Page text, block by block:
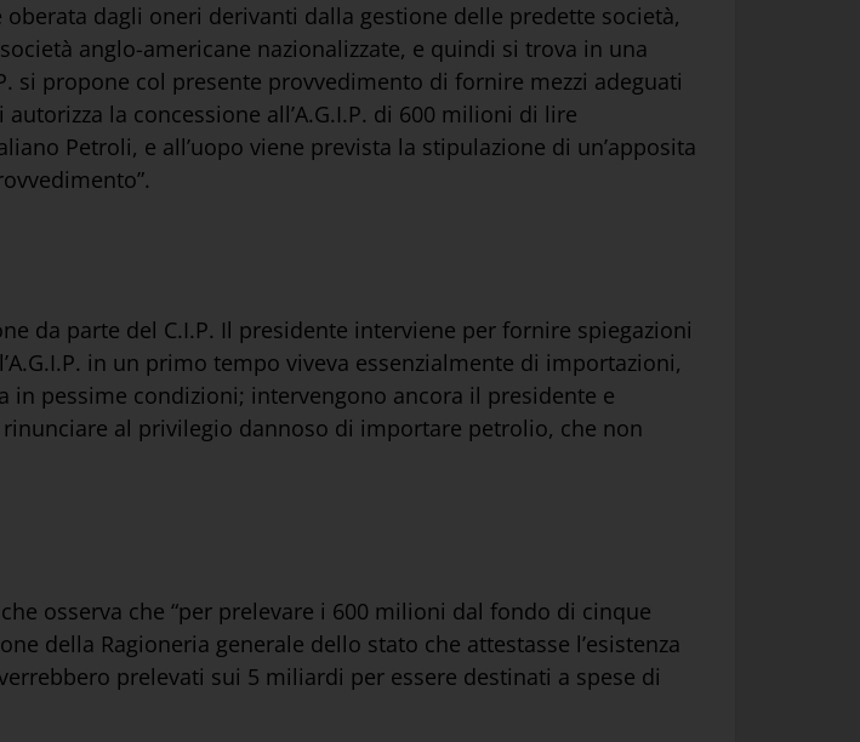
oberata dagli oneri derivanti dalla gestione delle predette società,
anglo-americane nazionalizzate, e quindi si trova in una
si propone col presente provvedimento di fornire mezzi adeguati
la concessione all’A.G.I.P. di 600 milioni di lire
Petroli, e all’uopo viene prevista la stipulazione di un’apposita
da parte del C.I.P. Il presidente interviene per fornire spiegazioni
in un primo tempo viveva essenzialmente di importazioni,
in pessime condizioni; intervengono ancora il presidente e
al privilegio dannoso di importare petrolio, che non
osserva che “per prelevare i 600 milioni dal fondo di cinque
della Ragioneria generale dello stato che attestasse l’esistenza
prelevati sui 5 miliardi per essere destinati a spese di